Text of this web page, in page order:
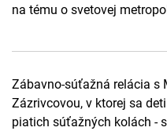
na tému o svetovej
Zábavno-súťažná relácia s
Zázrivcovou, v ktorej sa
piatich súťažných kolách -